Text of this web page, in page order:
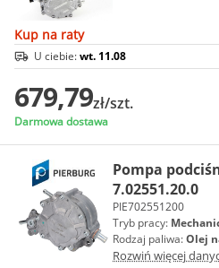
Kup na raty
U ciebie:wt. 11.08
679,79zł/szt.
Darmowa dostawa
Pompa
7.02551.20.0
PIE702551200
Tryb pracy:
Rodzaj paliwa:Olej
Rozwiń więcej